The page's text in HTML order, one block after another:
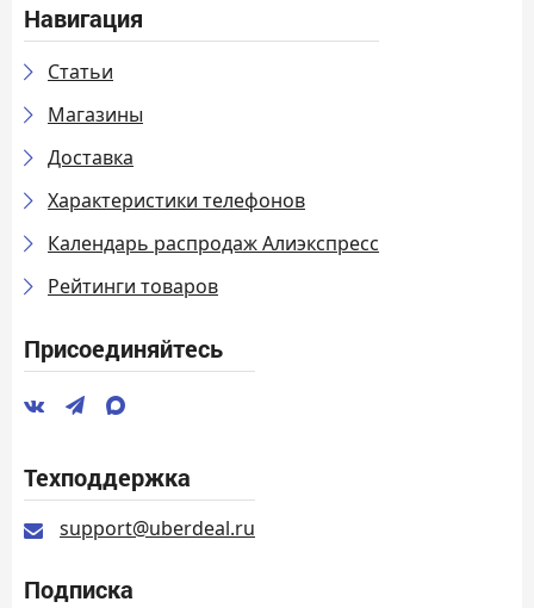
Навигация
Статьи
Магазины
Доставка
Характеристики телефонов
Календарь распродаж Алиэкспресс
Рейтинги товаров
Присоединяйтесь
Техподдержка
support@uberdeal.ru
Подписка